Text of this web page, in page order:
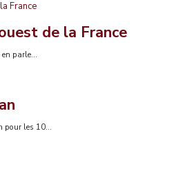
de la France
parle...
pour les 10...